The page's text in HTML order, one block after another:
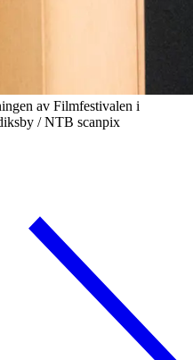
av Filmfestivalen i
/ NTB scanpix